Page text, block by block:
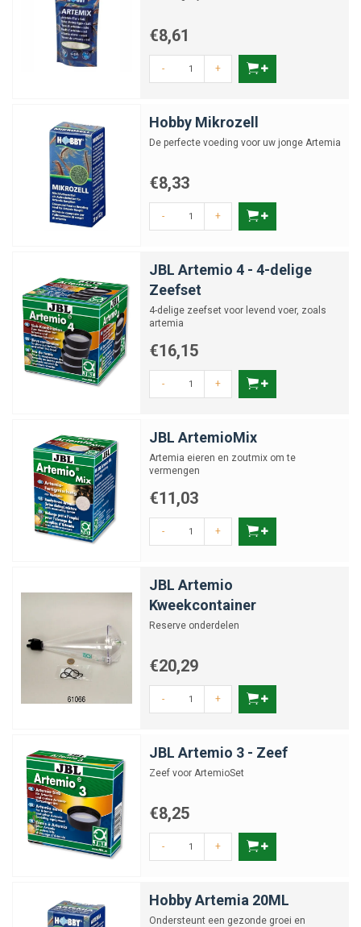
€8,61
- +
Hobby Mikrozell
De perfecte voeding voor uw jonge Artemia
€8,33
- +
JBL Artemio 4 - 4-delige
Zeefset
4-delige zeefset voor levend voer, zoals
artemia
€16,15
- +
JBL ArtemioMix
Artemia eieren en zoutmix om te
vermengen
€11,03
- +
JBL Artemio
Kweekcontainer
Reserve onderdelen
€20,29
- +
JBL Artemio 3 - Zeef
Zeef voor ArtemioSet
€8,25
- +
Hobby Artemia 20ML
Ondersteunt een gezonde groei en